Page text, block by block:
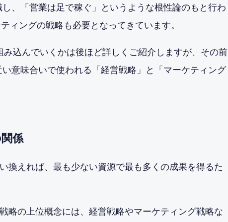
、「営業は足で稼ぐ」というような根性論のもと行わ
ィングの戦略も必要となってきています。
込んでいくかは後ほど詳しくご紹介しますが、その前
意味合いで使われる「経営戦略」と「マーケティング
係
換えれば、最も少ない資源で最も多くの成果を得るた
略の上位概念には、経営戦略やマーケティング戦略な